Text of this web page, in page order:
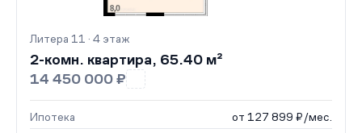
Литера 11 · 4 этаж
2-комн. квартира, 65.40 м²
14 450 000 ₽
Ипотека
от 127 899 ₽/мес.